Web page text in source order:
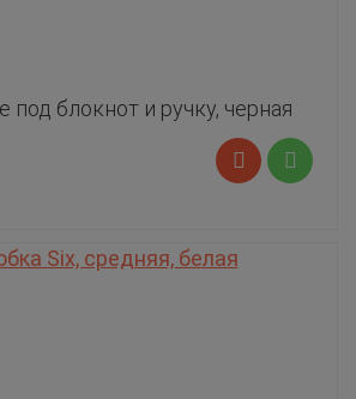
под блокнот и ручку, черная